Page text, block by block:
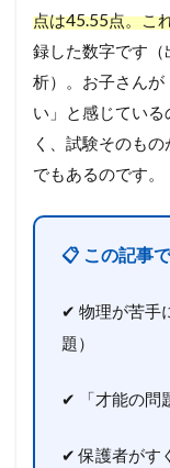
点は45.55点。こ
録した数字です
析）。お子さん
い」と感じてい
く、試験そのも
でもあるのです。
📋 この記事
✔ 物理が苦手
題）
✔ 「才能の問
✔ 保護者がす